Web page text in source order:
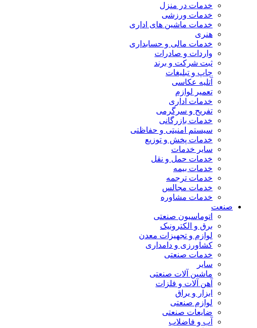
خدمات در منزل
خدمات ورزشی
خدمات ماشین های اداری
هنری
خدمات مالی و حسابداری
واردات و صادرات
ثبت شرکت و برند
چاپ و تبلیغات
آتلیه عکاسی
تعمیر لوازم
خدمات اداری
تفریح و سرگرمی
خدمات بازرگانی
سیستم امنیتی و حفاظتی
خدمات پخش و توزیع
سایر خدمات
خدمات حمل و نقل
خدمات بیمه
خدمات ترجمه
خدمات مجالس
خدمات مشاوره
صنعت
اتوماسیون صنعتی
برق و الکترونیک
لوازم و تجهیزات معدن
کشاورزی و دامداری
خدمات صنعتی
سایر
ماشین آلات صنعتی
آهن آلات و فلزات
ابزار و یراق
لوازم صنعتی
ضایعات صنعتی
آب و فاضلاب